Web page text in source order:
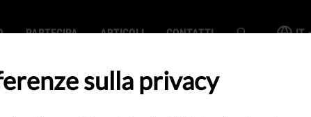
PARTECIPA ARTICOLI CONTATTI IT
sulla privacy